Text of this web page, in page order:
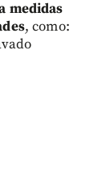
medidas
, como: